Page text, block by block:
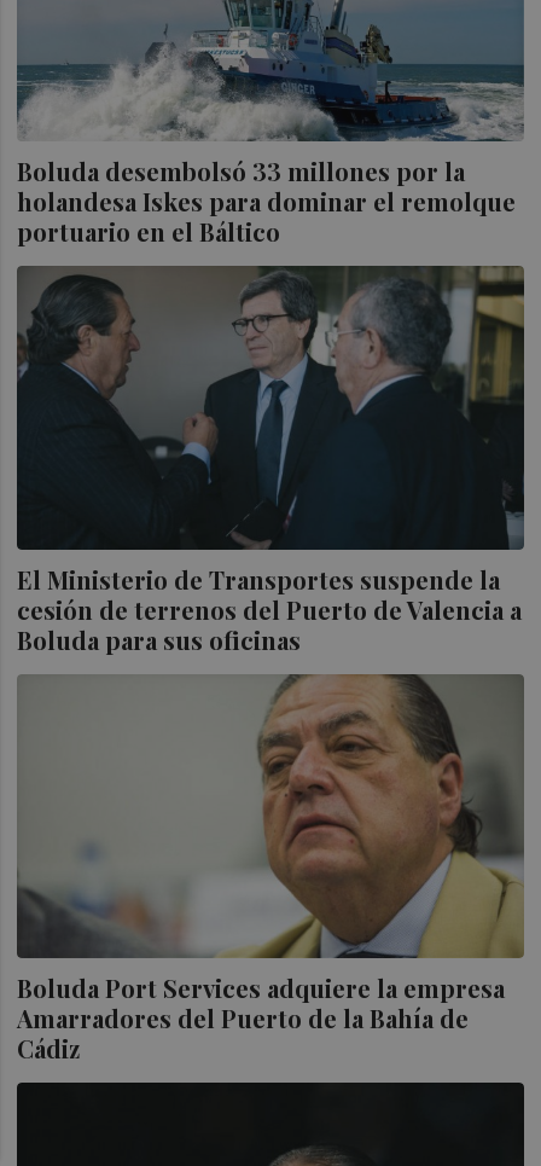
Boluda desembolsó 33 millones por la
holandesa Iskes para dominar el remolque
portuario en el Báltico
El Ministerio de Transportes suspende la
cesión de terrenos del Puerto de Valencia a
Boluda para sus oficinas
Boluda Port Services adquiere la empresa
Amarradores del Puerto de la Bahía de
Cádiz